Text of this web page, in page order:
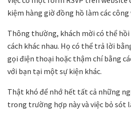
kiệm hàng giờ đồng hồ làm các công
Thông thường, khách mời có thể
cách khác nhau. Họ có thể trả lời
gọi điện thoại hoặc thậm chí bằng
với bạn tại một sự kiện khác.
Thật khó để nhớ hết tất cả những
trong trường hợp này và việc bỏ sót